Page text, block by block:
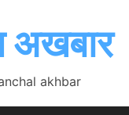
अखबार
akhbar